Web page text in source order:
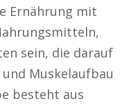
Ernährung mit
sein, die darauf
Muskelaufbau
besteht aus